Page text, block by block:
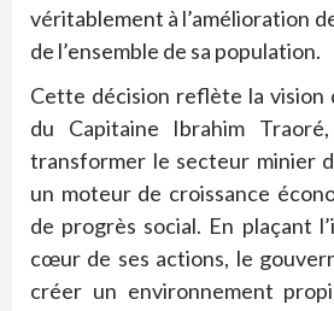
véritablement à l’amélioration
de l’ensemble de sa population.
Cette décision reflète la vision
du Capitaine Ibrahim
transformer le secteur minier
un moteur de croissance
de progrès social. En plaçant
cœur de ses actions, le
créer un environnement